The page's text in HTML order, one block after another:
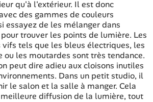
qu'à l'extérieur. Il est donc
des gammes de couleurs
essayez de les mélanger dans
trouver les points de lumière. Les
tels que les bleus électriques, les
ou les moutardes sont très tendance.
peut dire adieu aux cloisons inutiles
Dans un petit studio, il
le salon et la salle à manger. Cela
diffusion de la lumière, tout